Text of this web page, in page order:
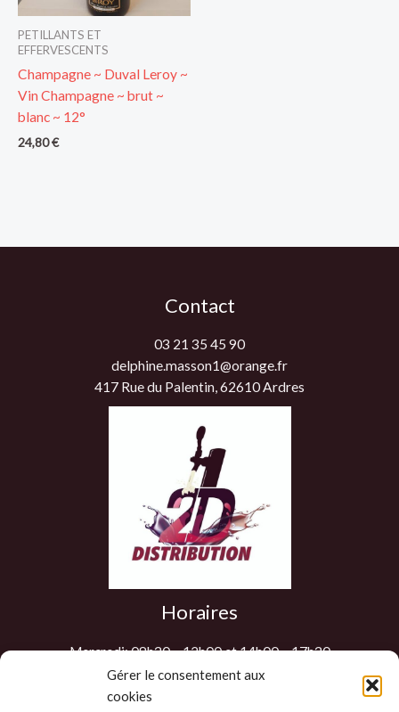
Gérer le consentement aux
cookies
PETILLANTS ET
EFFERVESCENTS
Champagne ~ Duval Leroy ~
Vin Champagne ~ brut ~
blanc ~ 12°
24,80€
Contact
03 21 35 45 90
delphine.masson1@orange.fr
417 Rue du Palentin, 62610 Ardres
Horaires
Mercredi: 08h30 – 12h00 et 14h00 – 17h30
Jeudi: 08h30 – 12h00 et 14h00 – 17h30
Vendredi: 08h30 – 12h00 et 14h00 – 17h30